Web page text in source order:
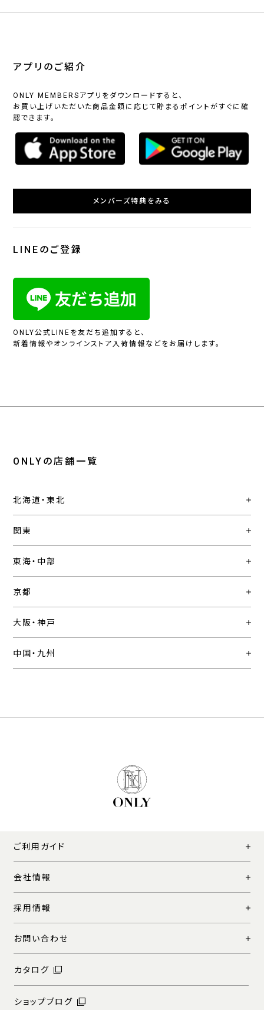
アプリのご紹介
ONLY MEMBERSアプリをダウンロードすると、
お買い上げいただいた商品金額に応じて貯まるポイントがすぐに確
認できます。
メンバーズ特典をみる
LINEのご登録
ONLY公式LINEを友だち追加すると、
新着情報やオンラインストア入荷情報などをお届けします。
ONLYの店舗一覧
北海道・東北
関東
東海・中部
京都
大阪・神戸
中国・九州
ご利用ガイド
会社情報
採用情報
お問い合わせ
カタログ
ショップブログ